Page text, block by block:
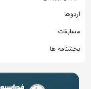
اردوها
مسابقات
بخشنامه ها